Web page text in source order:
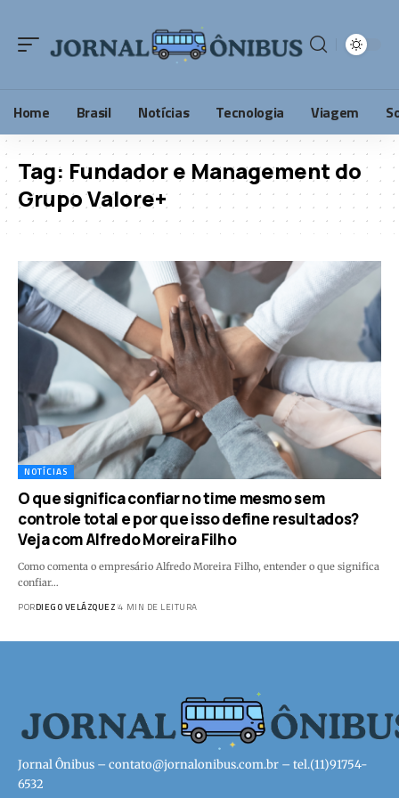
Home Brasil Notícias Tecnologia Viagem
Tag: Fundador e Management do
Grupo Valore+
NOTÍCIAS
O que significa confiar no time mesmo sem
controle total e por que isso define resultados?
Veja com Alfredo Moreira Filho
Como comenta o empresário Alfredo Moreira Filho, entender o que significa
confiar…
PORDIEGO VELÁZQUEZ 4 MIN DE LEITURA
Jornal Ônibus – contato@jornalonibus.com.br – tel.(11)91754-
6532